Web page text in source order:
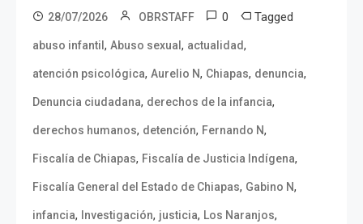
28/07/2026 OBRSTAFF 0 Tagged
abuso infantil , Abuso sexual , actualidad,
atención psicológica, Aurelio N, Chiapas, denuncia,
Denuncia ciudadana, derechos de la infancia,
derechos humanos, detención, Fernando N,
Fiscalía de Chiapas, Fiscalía de Justicia Indígena,
Fiscalía General del Estado de Chiapas, Gabino N,
infancia, Investigación, justicia, Los Naranjos,